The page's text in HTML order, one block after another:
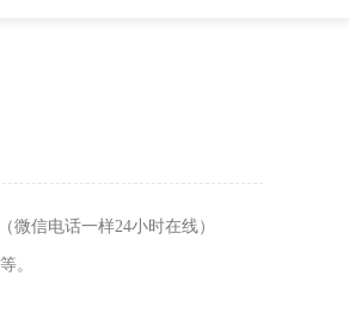
微信电话一样24小时在线）
。